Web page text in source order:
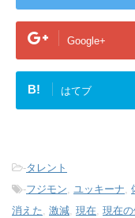
Google+
B! はてブ
-タレント
-フジモン, ユッキーナ,
消えた, 激減, 現在, 現在